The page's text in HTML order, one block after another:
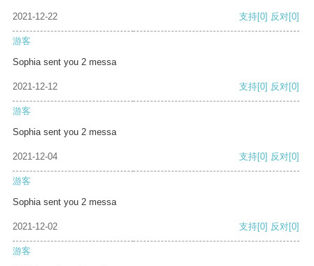
2021-12-22 支持[0] 反对[0]
游客
Sophia sent you 2 messa
2021-12-12 支持[0] 反对[0]
游客
Sophia sent you 2 messa
2021-12-04 支持[0] 反对[0]
游客
Sophia sent you 2 messa
2021-12-02 支持[0] 反对[0]
游客